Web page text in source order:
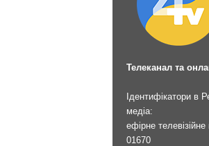
Телеканал та
Ідентифікатори в
медіа:
ефірне
01670